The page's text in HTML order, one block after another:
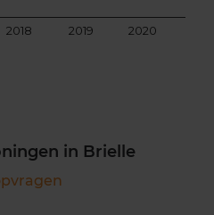
2018 2019 2020
in Brielle